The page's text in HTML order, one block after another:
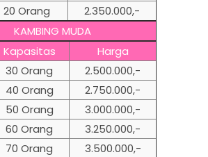
20 Orang
2.350.000,-
KAMBING MUDA
Kapasitas
Harga
30 Orang
2.500.000,-
40 Orang
2.750.000,-
50 Orang
3.000.000,-
60 Orang
3.250.000,-
70 Orang
3.500.000,-